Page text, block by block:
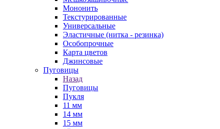
Мононить
Текстурированные
Универсальные
Эластичные (нитка - резинка)
Особопрочные
Карта цветов
Джинсовые
Пуговицы
Назад
Пуговицы
Пукля
11 мм
14 мм
15 мм